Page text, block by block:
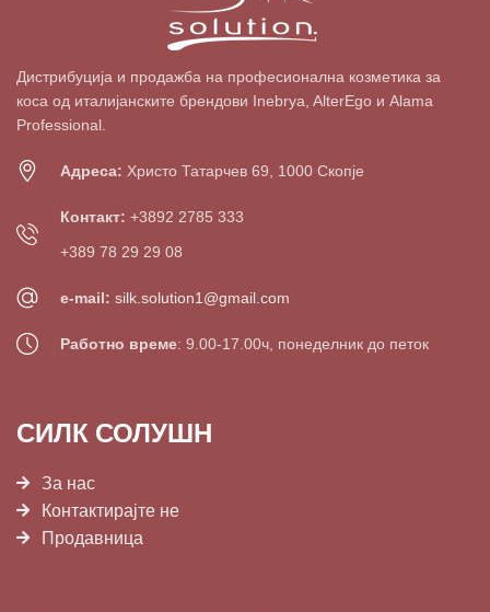
Дистрибуција и продажба на професионална козметика за
коса од италијанските брендови Inebrya, AlterEgo и Alama
Professional.
Адреса: Христо Татарчев 69, 1000 Скопје
Контакт: +3892 2785 333
+389 78 29 29 08
e-mail: silk.solution1@gmail.com
Работно време: 9.00-17.00ч, понеделник до петок
СИЛК СОЛУШН
За нас
Контактирајте не
Продавница